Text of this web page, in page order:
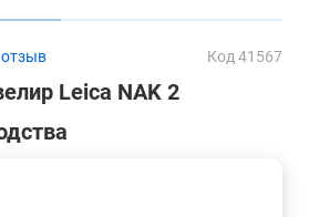
Код 41567
Leica NAK 2